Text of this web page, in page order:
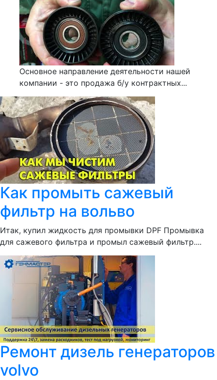
Основное направление деятельности нашей
компании - это продажа б/у контрактных...
Как промыть сажевый
фильтр на вольво
Итак, купил жидкость для промывки DPF Промывка
для сажевого фильтра и промыл сажевый фильтр....
Ремонт дизель генераторов
volvo